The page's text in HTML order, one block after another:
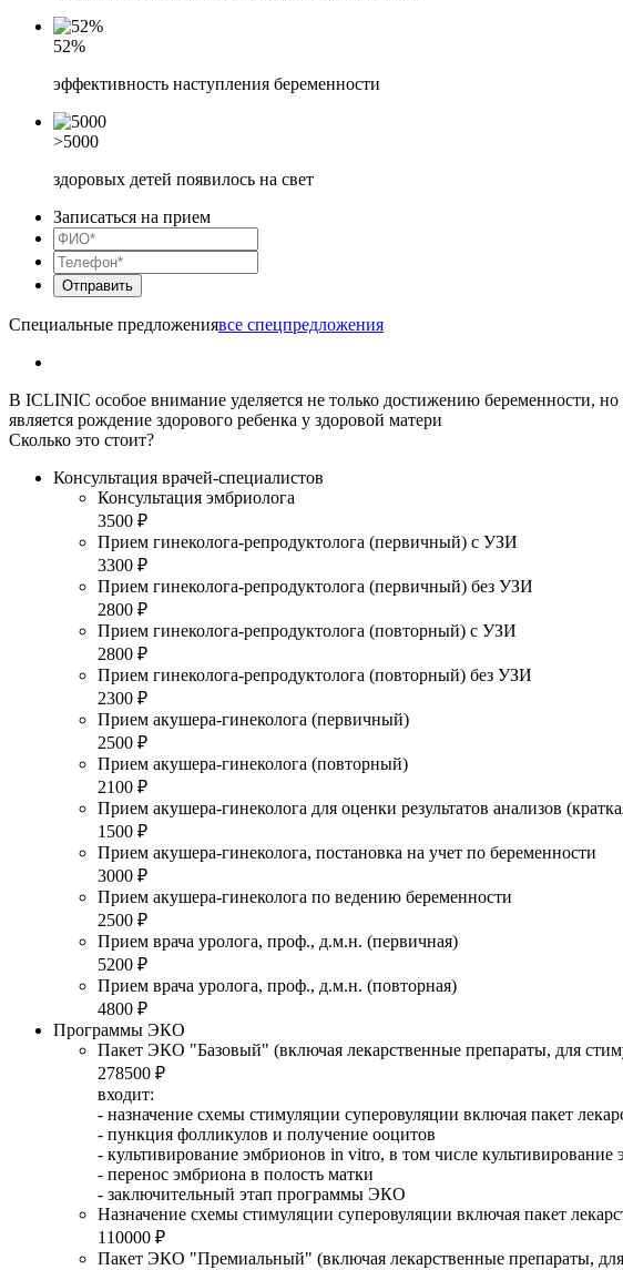
52%
эффективность наступления беременности
>5000
здоровых детей появилось на свет
Записаться на прием
Специальные предложениявсе спецпредложения
В ICLINIC особое внимание уделяется не только достижению беременности,
является рождение здорового ребенка у здоровой матери
Сколько это стоит?
Консультация врачей-специалистов
Консультация эмбриолога
3500 ₽
Прием гинеколога-репродуктолога (первичный) с УЗИ
3300 ₽
Прием гинеколога-репродуктолога (первичный) без УЗИ
2800 ₽
Прием гинеколога-репродуктолога (повторный) с УЗИ
2800 ₽
Прием гинеколога-репродуктолога (повторный) без УЗИ
2300 ₽
Прием акушера-гинеколога (первичный)
2500 ₽
Прием акушера-гинеколога (повторный)
2100 ₽
Прием акушера-гинеколога для оценки результатов анализов
1500 ₽
Прием акушера-гинеколога, постановка на учет по беременности
3000 ₽
Прием акушера-гинеколога по ведению беременности
2500 ₽
Прием врача уролога, проф., д.м.н. (первичная)
5200 ₽
Прием врача уролога, проф., д.м.н. (повторная)
4800 ₽
Программы ЭКО
Пакет ЭКО "Базовый" (включая лекарственные препараты, для
278500 ₽
входит:
- назначение схемы стимуляции суперовуляции включая пакет
- пункция фолликулов и получение ооцитов
- культивирование эмбрионов in vitro, в том числе культивирование
- перенос эмбриона в полость матки
- заключительный этап программы ЭКО
Назначение схемы стимуляции суперовуляции включая пакет
110000 ₽
Пакет ЭКО "Премиальный" (включая лекарственные препараты,